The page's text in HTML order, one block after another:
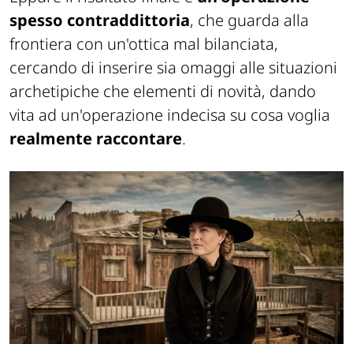
spesso contraddittoria, che guarda alla
frontiera con un'ottica mal bilanciata,
cercando di inserire sia omaggi alle situazioni
archetipiche che elementi di novità, dando
vita ad un'operazione indecisa su cosa voglia
realmente raccontare.